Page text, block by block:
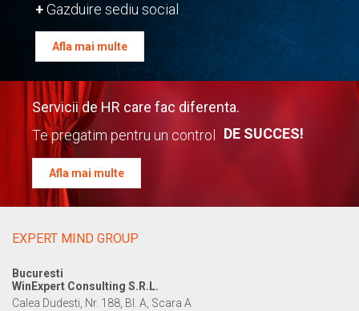
+Gazduire sediu social
Afla mai multe
Servicii de HR care fac diferenta.
Te pregatim pentru un control
DE SUCCES!
Afla mai multe
EXPERT MIND GROUP
Bucuresti
WinExpert Consulting S.R.L.
Calea Dudesti, Nr. 188, Bl. A, Scara A